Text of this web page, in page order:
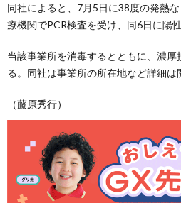
同社によると、7月5日に38度の発熱
療機関でPCR検査を受け、同6日に陽
当該事業所を消毒するとともに、濃
る。同社は事業所の所在地など詳細は
（藤原秀行）